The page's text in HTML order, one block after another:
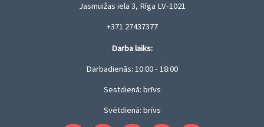
Jasmuižas iela 3, Rīga LV-1021
+371 27437377
Darba laiks:
Darbadienās: 10:00 - 18:00
Sestdienā: brīvs
Svētdienā: brīvs